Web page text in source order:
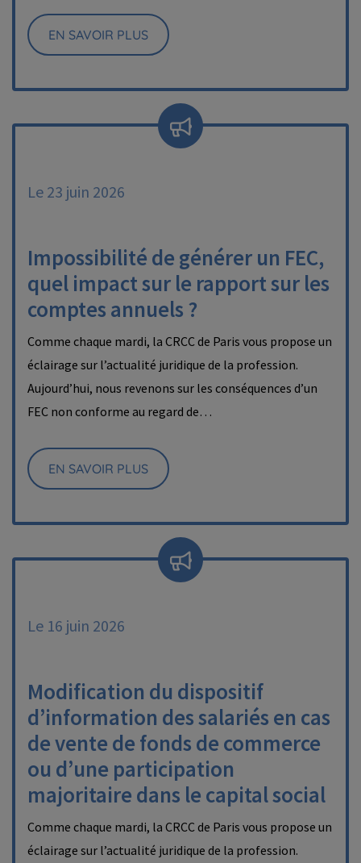
EN SAVOIR PLUS
Le 23 juin 2026
Impossibilité de générer un FEC,
quel impact sur le rapport sur les
comptes annuels ?
Comme chaque mardi, la CRCC de Paris vous propose un
éclairage sur l’actualité juridique de la profession.
Aujourd’hui, nous revenons sur les conséquences d’un
FEC non conforme au regard de…
EN SAVOIR PLUS
Le 16 juin 2026
Modification du dispositif
d’information des salariés en cas
de vente de fonds de commerce
ou d’une participation
majoritaire dans le capital social
Comme chaque mardi, la CRCC de Paris vous propose un
éclairage sur l’actualité juridique de la profession.